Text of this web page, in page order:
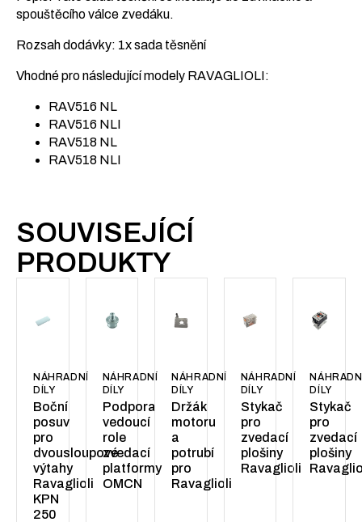
spouštěcího válce zvedáku.
Rozsah dodávky: 1x sada těsnění
Vhodné pro následující modely RAVAGLIOLI:
RAV516 NL
RAV516 NLI
RAV518 NL
RAV518 NLI
SOUVISEJÍCÍ
PRODUKTY
NÁHRADNÍ
DÍLY
Boční
posuv
pro
dvousloupové
výtahy
Ravaglioli
KPN
250
NÁHRADNÍ
DÍLY
Podpora
vedoucí
role
zvedací
platformy
OMCN
NÁHRADNÍ
DÍLY
Držák
motoru
a
potrubí
pro
Ravaglioli
NÁHRADNÍ
DÍLY
Stykač
pro
zvedací
plošiny
Ravaglioli
DÍLY
Stykač
pro
zvedací
plošiny